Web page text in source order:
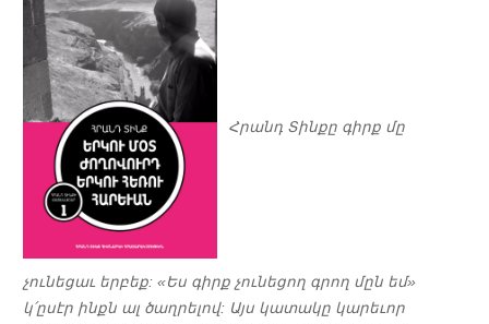
Հրանդ Տինքը գիրք մը
չունեցաւ երբեք: «Ես գիրք չունեցող գրող մըն եմ»
կ՛ըսէր ինքն ալ ծաղրելով: Այս կատակը կարեւոր